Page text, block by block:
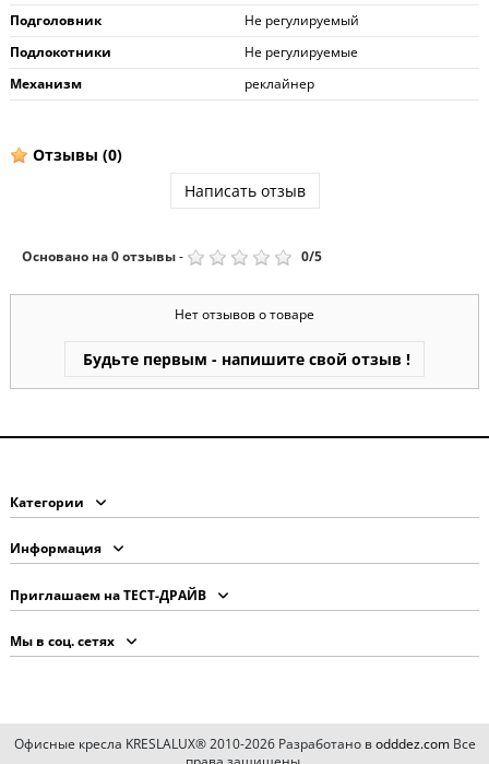
Подголовник
Не регулируемый
Подлокотники
Не регулируемые
Механизм
реклайнер
Отзывы (0)
Написать отзыв
Основано на0отзывы- 0/5
Нет отзывов о товаре
Будьте первым - напишите свой отзыв !
Категории
Информация
Приглашаем на ТЕСТ-ДРАЙВ
Мы в соц. сетях
Офисные кресла KRESLALUX® 2010-2026 Разработано вodddez.comВсе